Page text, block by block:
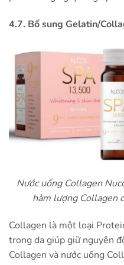
4.7. Bổ sung Gelatin/
Nước uống Collagen
hàm lượng Collagen
Collagen là một loại
trong da giúp giữ nguyên
Collagen và nước uống